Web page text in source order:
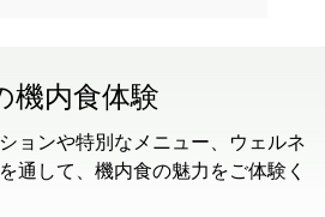
機内食体験
ョンや特別なメニュー、ウェルネ
通して、機内食の魅力をご体験く